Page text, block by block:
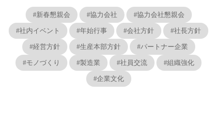
#新春懇親会 #協力会社 #協力会社懇親会
#社内イベント #年始行事 #会社方針 #社長方針
#経営方針 #生産本部方針 #パートナー企業
#モノづくり #製造業 #社員交流 #組織強化
#企業文化